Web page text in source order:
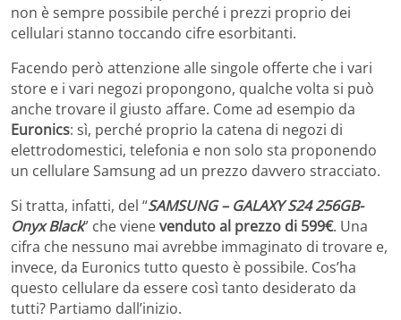
non è sempre possibile perché i prezzi proprio dei
cellulari stanno toccando cifre esorbitanti.
Facendo però attenzione alle singole offerte che i vari
store e i vari negozi propongono, qualche volta si può
anche trovare il giusto affare. Come ad esempio da
Euronics: sì, perché proprio la catena di negozi di
elettrodomestici, telefonia e non solo sta proponendo
un cellulare Samsung ad un prezzo davvero stracciato.
Si tratta, infatti, del “SAMSUNG – GALAXY S24 256GB-
Onyx Black” che vienevenduto al prezzo di 599€. Una
cifra che nessuno mai avrebbe immaginato di trovare e,
invece, da Euronics tutto questo è possibile. Cos’ha
questo cellulare da essere così tanto desiderato da
tutti? Partiamo dall’inizio.